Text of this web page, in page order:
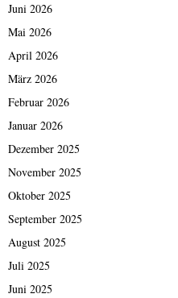
Juni 2026
Mai 2026
April 2026
März 2026
Februar 2026
Januar 2026
Dezember 2025
November 2025
Oktober 2025
September 2025
August 2025
Juli 2025
Juni 2025